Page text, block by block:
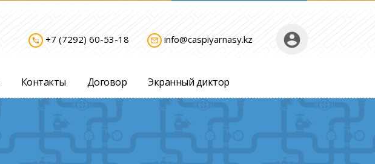
account_circle
mail_outline info@caspiyarnasy.kz
settings_phone +7 (7292) 60-53-18
Контакты Договор Экранный диктор